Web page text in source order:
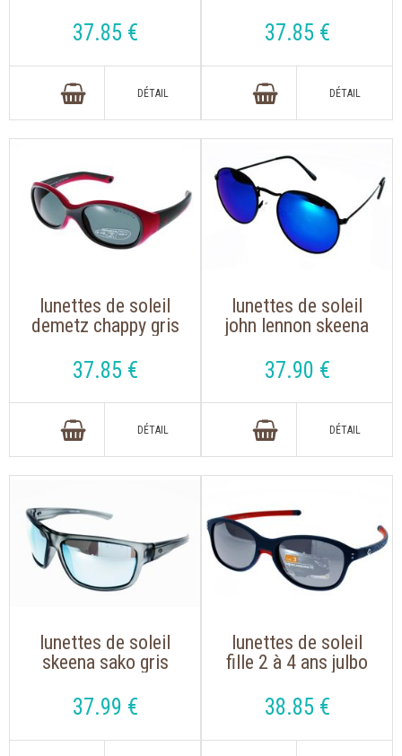
37.85 € 37.85 €
lunettes de soleil
demetz chappy gris
37.85 €
lunettes de soleil
john lennon skeena
miroité bleu
37.90 €
lunettes de soleil
skeena sako gris
37.99 €
lunettes de soleil
fille 2 à 4 ans julbo
catégorie 3 bleu
foncé rouge
38.85 €